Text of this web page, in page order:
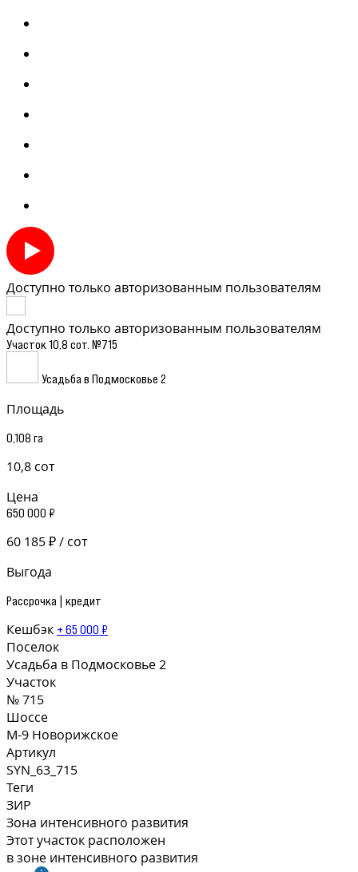
Доступно только авторизованным пользователям
Доступно только авторизованным пользователям
Участок 10,8 сот. №715
Усадьба в Подмосковье 2
Площадь
0,108 га
10,8 сот
Цена
650 000 ₽
60 185 ₽ / сот
Выгода
Рассрочка | кредит
Кешбэк + 65 000 ₽
Поселок
Усадьба в Подмосковье 2
Участок
№ 715
Шоссе
М-9 Новорижское
Артикул
SYN_63_715
Теги
ЗИР
Зона интенсивного развития
Этот участок расположен
в зоне интенсивного развития